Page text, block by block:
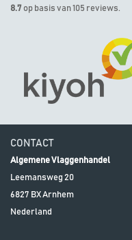
8.7 op basis van 105 reviews.
CONTACT
Algemene Vlaggenhandel
Leemansweg 20
6827 BXArnhem
Nederland